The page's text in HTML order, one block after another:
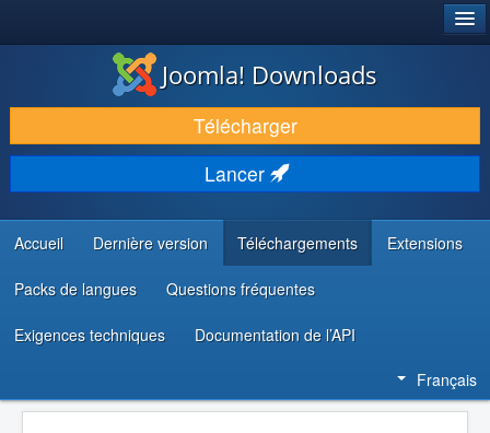
TÉLÉCHARGER & ÉTENDRE
DÉCOUVRIR & APPRENDRE
COMMUNAUTÉ & SUPPORT
RESSOURCES DÉVELOPPEURS
Joomla! Downloads
Télécharger
Lancer
Accueil Dernière version Téléchargements Extensions
Packs de langues Questions fréquentes
Exigences techniques Documentation de l’API
Français